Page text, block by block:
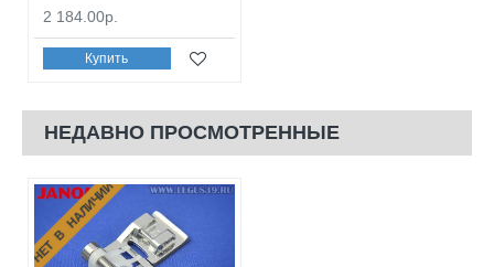
2 184.00р.
Купить
НЕДАВНО ПРОСМОТРЕННЫЕ
НЕТ В НАЛИЧИИ